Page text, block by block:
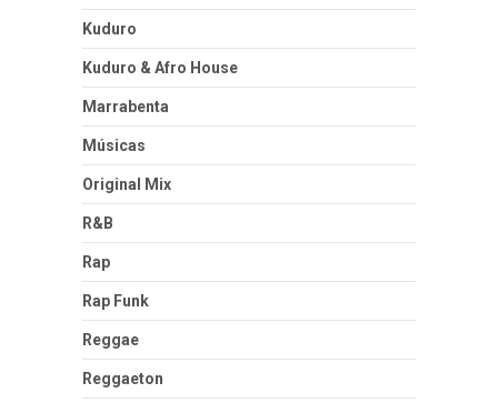
Kuduro
Kuduro & Afro House
Marrabenta
Músicas
Original Mix
R&B
Rap
Rap Funk
Reggae
Reggaeton